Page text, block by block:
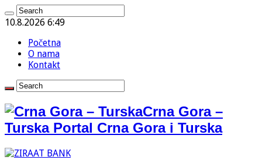
10.8.2026 6:49
Početna
O nama
Kontakt
Crna Gora –
Turska Portal Crna Gora i Turska